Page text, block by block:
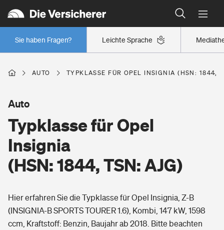
Leichte Sprache
Sie haben Fragen?
Wer versichert was: Jetzt Versicherer finden
Regionalklassen: So ist Ihre Region eingestuft
Wer versichert was: Jetzt Versicherer finden
Berufsunfähigkeitsversicherung
Erwerbsunfähigkeitsversicherung
Arbeitsrechtsschutz
Wohnen
Wohngebäudeversicherung
Hausratversicherung
Elementarversicherung
Pri­vate Haft­pflicht­
Gesundheit
AUTO TYPKLASSE FÜR OPEL INSIGNIA (HSN: 1844,
Typklasse für Opel
Insignia
(HSN: 1844, TSN: AJG)
Auto
Hier erfahren Sie die Typklasse für Opel Insignia, Z-B
(INSIGNIA-B SPORTS TOURER 1.6), Kombi, 147 kW, 1598
ccm, Kraftstoff: Benzin, Baujahr ab 2018. Bitte beachten